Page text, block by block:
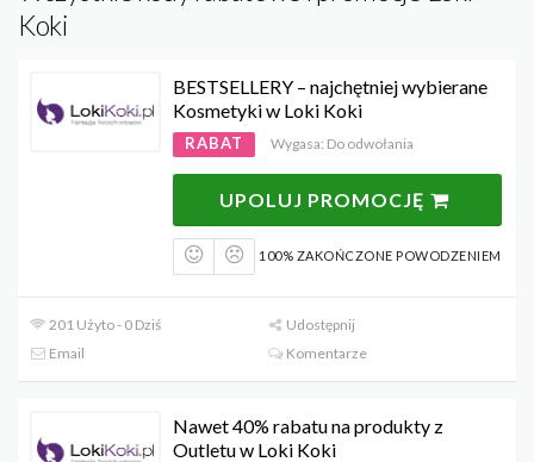
Koki
BESTSELLERY – najchętniej wybierane
Kosmetyki w Loki Koki
RABAT Wygasa: Do odwołania
UPOLUJ PROMOCJĘ
100% ZAKOŃCZONE POWODZENIEM
201 Użyto - 0 Dziś
Udostępnij
Email
Komentarze
Nawet 40% rabatu na produkty z
Outletu w Loki Koki